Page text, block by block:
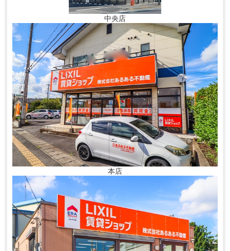
中央店
本店